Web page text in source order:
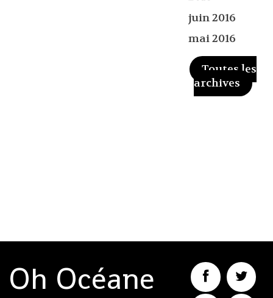
juin 2016
mai 2016
Toutes les
archives
Oh Océane